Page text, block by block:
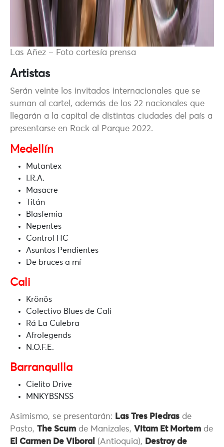
Las Añez – Foto cortesía prensa
Artistas
Serán veinte los invitados internacionales que se
suman al cartel, además de los 22 nacionales que
llegarán a la capital de distintas ciudades del país a
presentarse en Rock al Parque 2022.
Medellín
Mutantex
I.R.A.
Masacre
Titán
Blasfemia
Nepentes
Control HC
Asuntos Pendientes
De bruces a mí
Cali
Krönös
Colectivo Blues de Cali
Rá La Culebra
Afrolegends
N.O.F.E.
Barranquilla
Cielito Drive
MNKYBSNSS
Asimismo, se presentarán: Las Tres Piedras de
Pasto, The Scum de Manizales, Vitam Et Mortem de
El Carmen De Viboral
(Antioquia), Destroy de